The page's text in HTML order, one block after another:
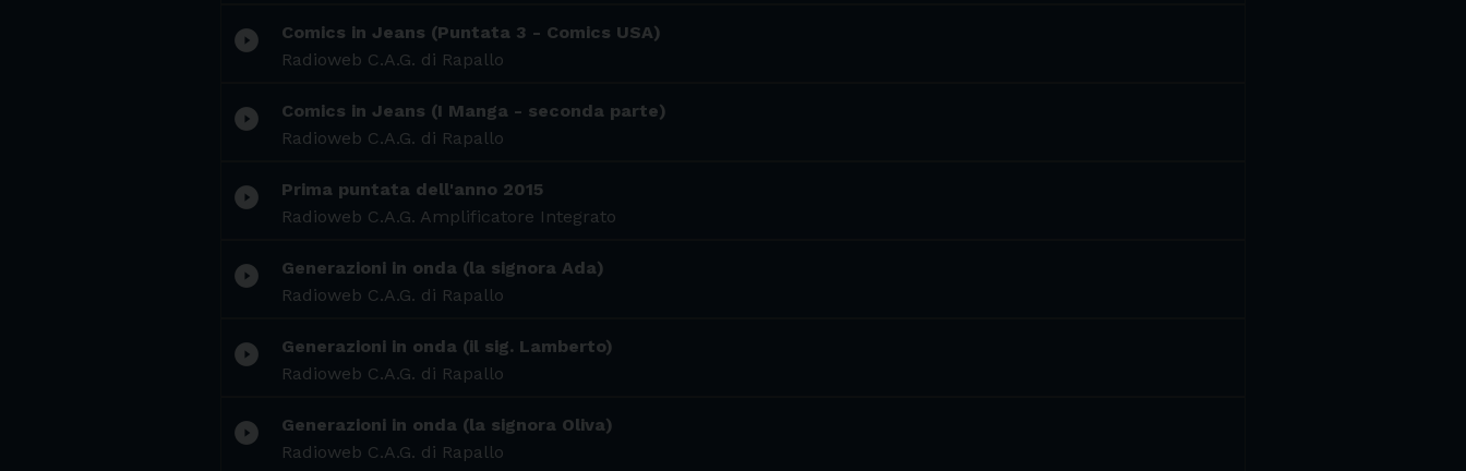
play_circle_filled
Comics in Jeans (Puntata 3 - Comics USA)
Radioweb C.A.G. di Rapallo
play_circle_filled
Comics in Jeans (I Manga - seconda parte)
Radioweb C.A.G. di Rapallo
play_circle_filled
Prima puntata dell'anno 2015
Radioweb C.A.G. Amplificatore Integrato
play_circle_filled
Generazioni in onda (la signora Ada)
Radioweb C.A.G. di Rapallo
play_circle_filled
Generazioni in onda (il sig. Lamberto)
Radioweb C.A.G. di Rapallo
play_circle_filled
Generazioni in onda (la signora Oliva)
Radioweb C.A.G. di Rapallo